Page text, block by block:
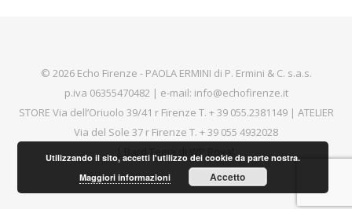
© 2026 Echo Firenze - PAOLA ERMINI di P. Ermini & C. s.a.s.
p.iva 06355470482 | e-mail: info@echofirenze.it
STORE Via dell’Oriuolo 39/41 r Firenze T. + 39 055.2381149| ATELIER
Via del Sole 37 r Firenze T. + 39 055 4932028
Bard Tema di WP Royal
Utilizzando il sito, accetti l'utilizzo dei cookie da parte nostra.
Maggiori informazioni
Accetto